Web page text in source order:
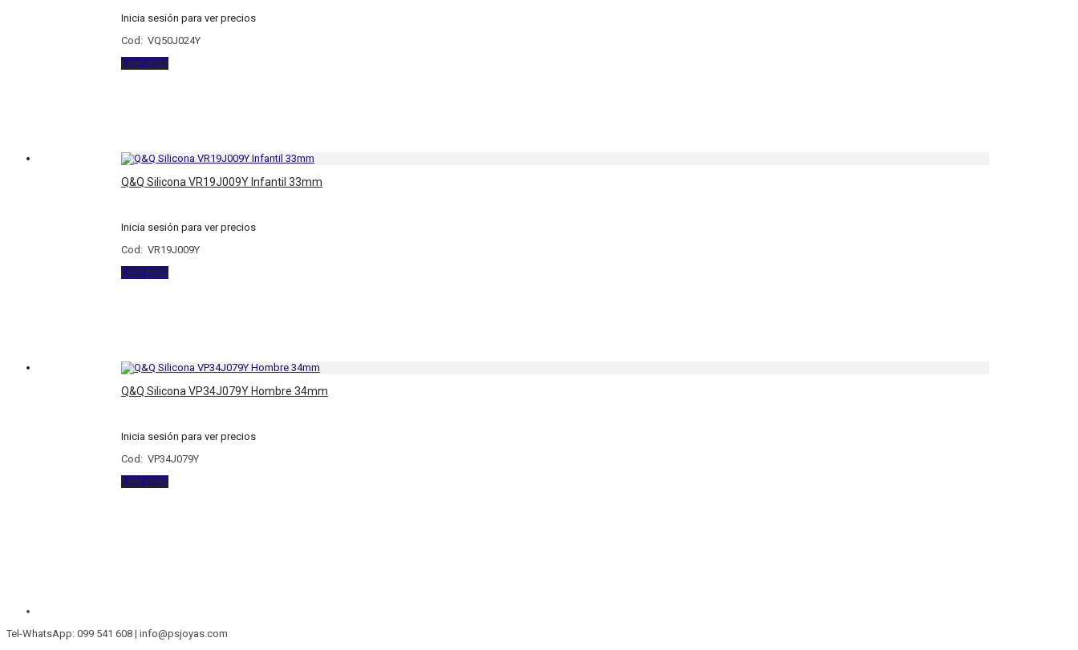
Inicia sesión para ver precios
Cod: VQ50J024Y
Leer más
Q&Q Silicona VR19J009Y Infantil 33mm
Inicia sesión para ver precios
Cod: VR19J009Y
Leer más
Q&Q Silicona VP34J079Y Hombre 34mm
Inicia sesión para ver precios
Cod: VP34J079Y
Leer más
Tel-WhatsApp: 099 541 608 | info@psjoyas.com